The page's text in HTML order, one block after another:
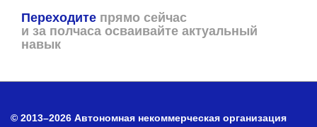
Переходите прямо сейчас
и за полчаса осваивайте актуальный
навык
© 2013–2026 Автономная некоммерческая организация